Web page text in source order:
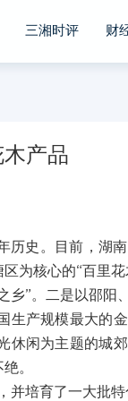
三湘时评 财
产品
史。目前，湖
为核心的“百里
”。二是以邵阳
产规模最大的
休闲为主题的城
。
培育了一大批